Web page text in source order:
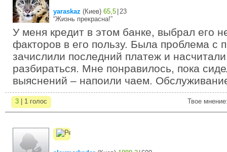
yaraskaz (Киев) 65,5 23
“Жизнь прекрасна!”
У меня кредит в этом банке, выбрал его
факторов в его пользу. Была проблема с
зачислили последний платеж и
разбираться. Мне понравилось, пока
выяснений – напоили чаем.
3 | 1 голос Твое